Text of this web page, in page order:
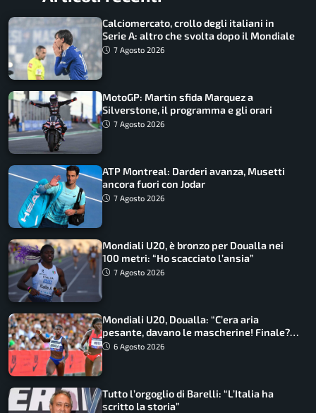
Calciomercato, crollo degli italiani in
Serie A: altro che svolta dopo il Mondiale
7 Agosto 2026
MotoGP: Martin sfida Marquez a
Silverstone, il programma e gli orari
7 Agosto 2026
ATP Montreal: Darderi avanza, Musetti
ancora fuori con Jodar
7 Agosto 2026
Mondiali U20, è bronzo per Doualla nei
100 metri: “Ho scacciato l’ansia”
7 Agosto 2026
Mondiali U20, Doualla: “C’era aria
pesante, davano le mascherine! Finale?
Non ho nulla da perdere”
6 Agosto 2026
Tutto l’orgoglio di Barelli: “L’Italia ha
scritto la storia”